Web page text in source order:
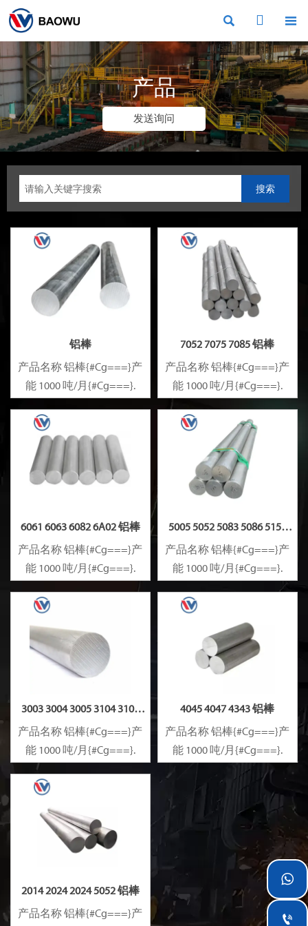
  
产品
发送询问
搜索
铝棒
产品名称 铝棒{#Cg===}产
能 1000 吨/月{#Cg===}.
7052 7075 7085 铝棒
产品名称 铝棒{#Cg===}产
能 1000 吨/月{#Cg===}.
6061 6063 6082 6A02 铝棒
产品名称 铝棒{#Cg===}产
能 1000 吨/月{#Cg===}.
5005 5052 5083 5086 5154
5182 铝棒
产品名称 铝棒{#Cg===}产
能 1000 吨/月{#Cg===}.
3003 3004 3005 3104 3105
3A21 铝棒
产品名称 铝棒{#Cg===}产
能 1000 吨/月{#Cg===}.
4045 4047 4343 铝棒
产品名称 铝棒{#Cg===}产
能 1000 吨/月{#Cg===}.
2014 2024 2024 5052 铝棒
产品名称 铝棒{#Cg===}产

